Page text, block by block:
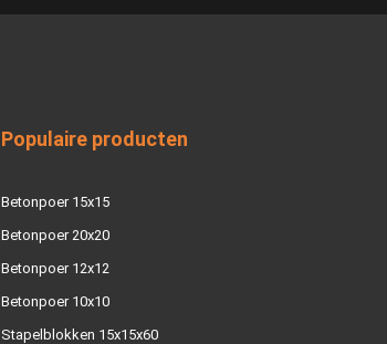
Populaire producten
Betonpoer 15x15
Betonpoer 20x20
Betonpoer 12x12
Betonpoer 10x10
Stapelblokken 15x15x60